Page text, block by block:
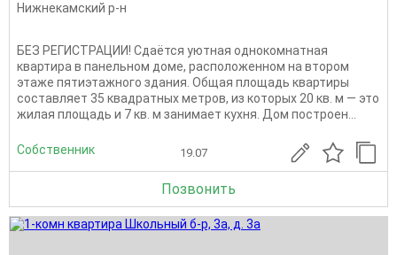
Нижнекамский р-н
БЕЗ РЕГИСТРАЦИИ! Сдаётся уютная однокомнатная
квартира в панельном доме, расположенном на втором
этаже пятиэтажного здания. Общая площадь квартиры
составляет 35 квадратных метров, из которых 20 кв. м — это
жилая площадь и 7 кв. м занимает кухня. Дом построен...
Собственник 19.07
Позвонить